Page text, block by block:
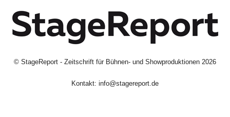
© StageReport - Zeitschrift für Bühnen- und Showproduktionen 2026
Kontakt: info@stagereport.de